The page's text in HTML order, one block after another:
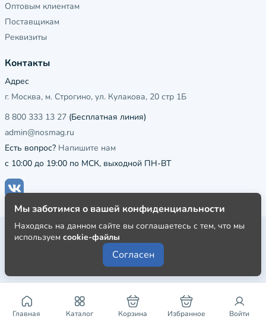
Главная Каталог Корзина Избранное Войти
Оптовым клиентам
Поставщикам
Реквизиты
Контакты
Адрес
г. Москва, м. Строгино, ул. Кулакова, 20 стр 1Б
8 800 333 13 27 (Бесплатная линия)
admin@nosmag.ru
Есть вопрос? Напишите нам
с 10:00 до 19:00 по МСК, выходной ПН-ВТ
Публичная оферта
Пользовательское соглашение
Политика конфиденциальности
Мы заботимся о вашей конфиденциальности
Находясь на данном сайте вы соглашаетесь с тем, что мы
используем cookie-файлы
Согласен